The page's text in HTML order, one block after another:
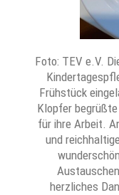
Foto: TEV e.V.
Frühstück
Klopfer
für ihre Arbeit.
und
herzliches